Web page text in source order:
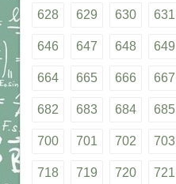
628 629 630 631
646 647 648 649
664 665 666 667
682 683 684 685
700 701 702 703
718 719 720 721